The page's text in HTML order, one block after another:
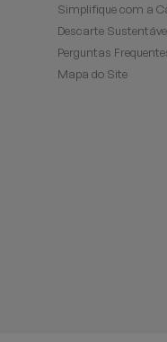
Simplifique com a
Descarte
Perguntas
Mapa do Site